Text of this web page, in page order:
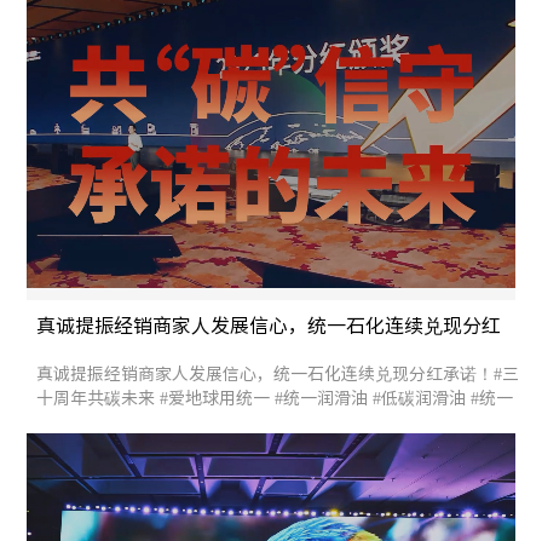
真诚提振经销商家人发展信心，统一石化连续兑现分红
承诺！
真诚提振经销商家人发展信心，统一石化连续兑现分红承诺！#三
十周年共碳未来 #爱地球用统一 #统一润滑油 #低碳润滑油 #统一